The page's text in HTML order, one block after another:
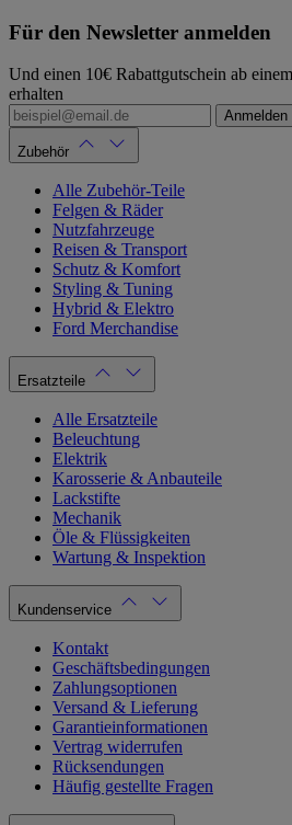
Für den Newsletter anmelden
Und einen 10€ Rabattgutschein ab
erhalten
Anmelden
Zubehör
Alle Zubehör-Teile
Felgen & Räder
Nutzfahrzeuge
Reisen & Transport
Schutz & Komfort
Styling & Tuning
Hybrid & Elektro
Ford Merchandise
Ersatzteile
Alle Ersatzteile
Beleuchtung
Elektrik
Karosserie & Anbauteile
Lackstifte
Mechanik
Öle & Flüssigkeiten
Wartung & Inspektion
Kundenservice
Kontakt
Geschäftsbedingungen
Zahlungsoptionen
Versand & Lieferung
Garantieinformationen
Vertrag widerrufen
Rücksendungen
Häufig gestellte Fragen